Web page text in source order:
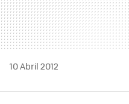
10 Abril 2012